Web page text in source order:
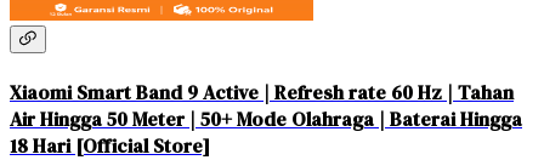
Xiaomi Smart Band 9 Active | Refresh rate 60 Hz | Tahan
Air Hingga 50 Meter | 50+ Mode Olahraga | Baterai Hingga
18 Hari [Official Store]